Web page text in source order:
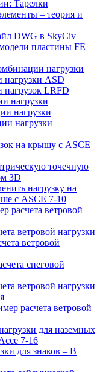
Тарелки
– теория и
DWG в SkyCiv
пластины FE
нагрузки
ASD
LRFD
нагрузки
нагрузки
нагрузки
на крышу с ASCE
точечную
3D
нагрузку на
с ASCE 7-10
расчета ветровой
ветровой нагрузки
ветровой
снеговой
ветровой нагрузки
расчета ветровой
для наземных
7-16
для знаков – В